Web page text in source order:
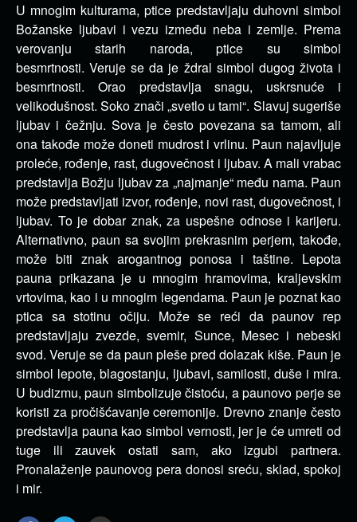
U mnogim kulturama, ptice predstavljaju duhovni simbol
Božanske ljubavi i vezu između neba i zemlje. Prema
verovanju starih naroda, ptice su simbol
besmrtnosti. Veruje se da je ždral simbol dugog života i
besmrtnosti. Orao predstavlja snagu, uskrsnuće i
velikodušnost. Soko znači „svetlo u tami“. Slavuj sugeriše
ljubav i čežnju. Sova je često povezana sa tamom, ali
ona takođe može doneti mudrost i vrlinu. Paun najavljuje
proleće, rođenje, rast, dugovečnost i ljubav. A mali vrabac
predstavlja Božju ljubav za „najmanje“ među nama. Paun
može predstavljati izvor, rođenje, novi rast, dugovečnost, i
ljubav. To je dobar znak, za uspešne odnose i karijeru.
Alternativno, paun sa svojim prekrasnim perjem, takođe,
može biti znak arogantnog ponosa i taštine. Lepota
pauna prikazana je u mnogim hramovima, kraljevskim
vrtovima, kao i u mnogim legendama. Paun je poznat kao
ptica sa stotinu očiju. Može se reći da paunov rep
predstavljaju zvezde, svemir, Sunce, Mesec i nebeski
svod. Veruje se da paun pleše pred dolazak kiše. Paun je
simbol lepote, blagostanju, ljubavi, samilosti, duše i mira.
U budizmu, paun simbolizuje čistoću, a paunovo perje se
koristi za pročišćavanje ceremonije. Drevno znanje često
predstavlja pauna kao simbol vernosti, jer je će umreti od
tuge ili zauvek ostati sam, ako izgubi partnera.
Pronalaženje paunovog pera donosi sreću, sklad, spokoj
i mir.